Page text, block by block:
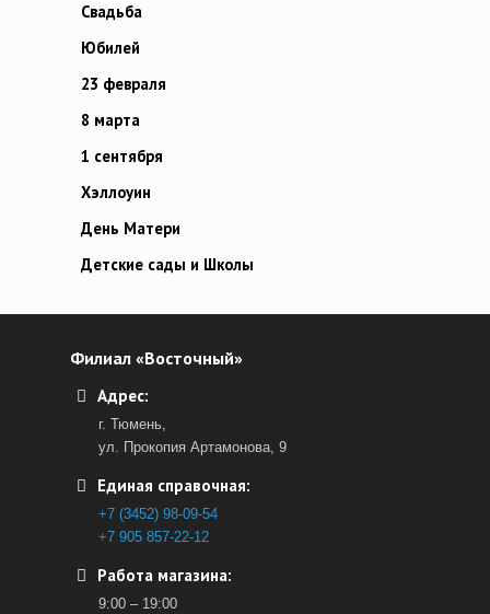
Свадьба
Юбилей
23 февраля
8 марта
1 сентября
Хэллоуин
День Матери
Детские сады и Школы
Филиал «Восточный»
Адрес:
г. Тюмень,
ул. Прокопия Артамонова, 9
Единая справочная:
+7 (3452) 98-09-54
+7 905 857-22-12
Работа магазина:
9:00 – 19:00